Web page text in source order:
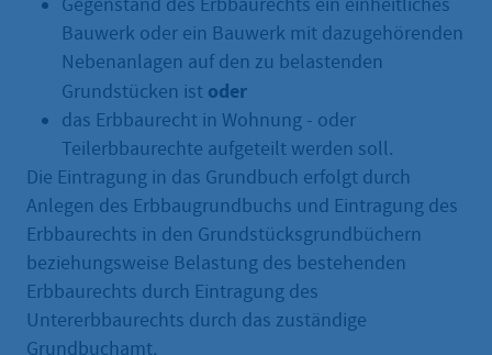
Gegenstand des Erbbaurechts ein einheitliches
Bauwerk oder ein Bauwerk mit dazugehörenden
Nebenanlagen auf den zu belastenden
Grundstücken ist oder
das Erbbaurecht in Wohnung - oder
Teilerbbaurechte aufgeteilt werden soll.
Die Eintragung in das Grundbuch erfolgt durch
Anlegen des Erbbaugrundbuchs und Eintragung des
Erbbaurechts in den Grundstücksgrundbüchern
beziehungsweise Belastung des bestehenden
Erbbaurechts durch Eintragung des
Untererbbaurechts durch das zuständige
Grundbuchamt.